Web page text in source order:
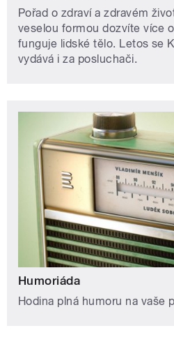
Pořad o zdraví a zdravém
veselou formou dozvíte více
funguje lidské tělo. Letos se
vydává i za posluchači.
Humoriáda
Hodina plná humoru na vaše